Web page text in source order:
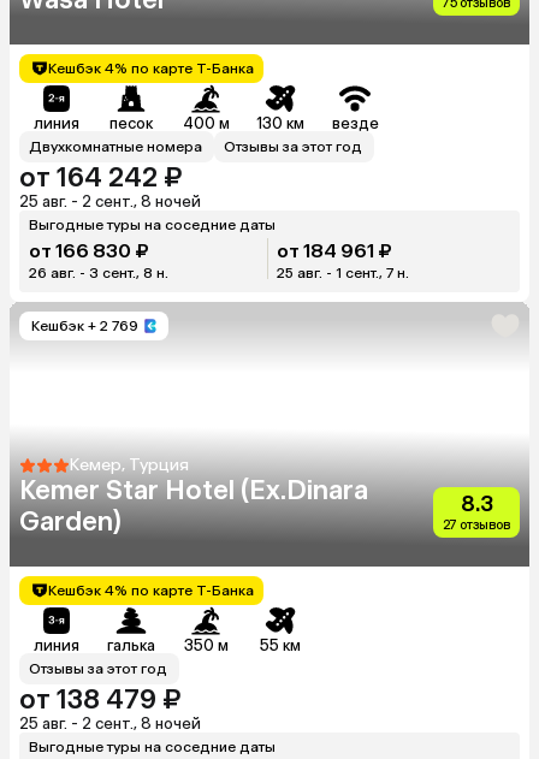
Кешбэк 4% по карте Т-Банка
линия песок 400 м 130 км везде
Двухкомнатные номера Отзывы за этот год
от 164 242 ₽
25 авг. - 2 сент., 8 ночей
Выгодные туры на соседние даты
от 166 830 ₽
26 авг. - 3 сент., 8 н.
от 184 961 ₽
25 авг. - 1 сент., 7 н.
Кешбэк + 2 769
Кемер, Турция
Kemer Star Hotel (Ex.Dinara
Garden)
8.3
27 отзывов
Кешбэк 4% по карте Т-Банка
линия галька 350 м 55 км
Отзывы за этот год
от 138 479 ₽
25 авг. - 2 сент., 8 ночей
Выгодные туры на соседние даты